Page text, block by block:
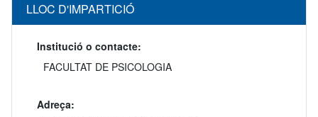
LLOC D'IMPARTICIÓ
Institució o contacte:
FACULTAT DE PSICOLOGIA
Adreça: